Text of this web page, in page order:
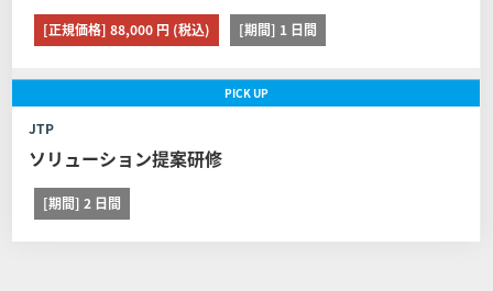
以下に定める通りとします。 但し、教育パンフレット等に
て日程変更可能期間を定めたコースはその定めが、また取
り消し、日程変更、証明書の発行に関する他社開催のコー
スは他社の定める契約条件がそれぞれ本条に優先して適用
[正規価格] 88,000 円 (税込) [期間] 1 日間
PICKUP
JTP
ソリューション提案研修
[期間] 2 日間